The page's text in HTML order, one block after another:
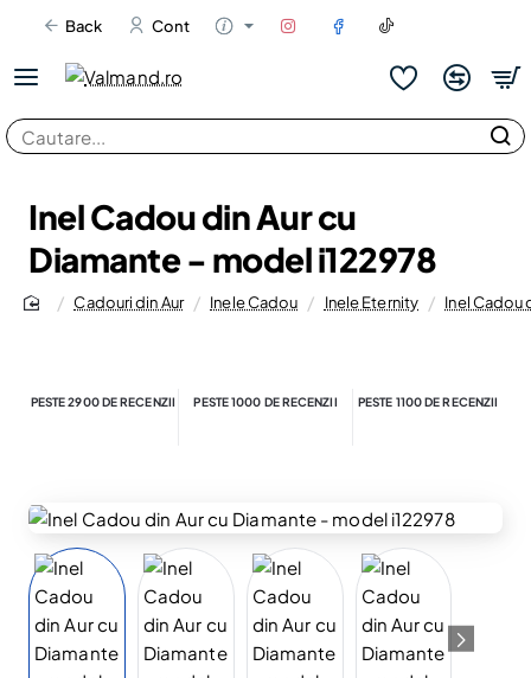
Back Cont
Cautare...
Inel Cadou din Aur cu
Diamante - model i122978
Cadouri din Aur Inele Cadou Inele Eternity Inel Cadou
PESTE 2900 DE RECENZII PESTE 1000 DE RECENZII PESTE 1100 DE RECENZII